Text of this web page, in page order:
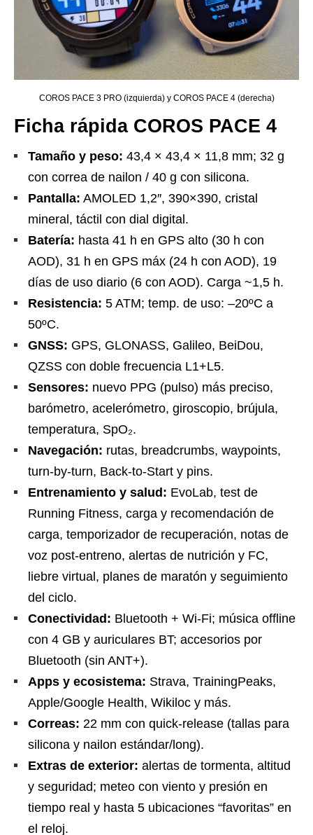
COROS PACE 3 PRO (izquierda) y COROS PACE 4 (derecha)
Ficha rápida COROS PACE 4
Tamaño y peso: 43,4 × 43,4 × 11,8 mm; 32 g
con correa de nailon / 40 g con silicona.
Pantalla: AMOLED 1,2″, 390×390, cristal
mineral, táctil con dial digital.
Batería: hasta 41 h en GPS alto (30 h con
AOD), 31 h en GPS máx (24 h con AOD), 19
días de uso diario (6 con AOD). Carga ~1,5 h.
Resistencia: 5 ATM; temp. de uso: –20ºC a
50ºC.
GNSS: GPS, GLONASS, Galileo, BeiDou,
QZSS con doble frecuencia L1+L5.
Sensores: nuevo PPG (pulso) más preciso,
barómetro, acelerómetro, giroscopio, brújula,
temperatura, SpO₂.
Navegación: rutas, breadcrumbs, waypoints,
turn-by-turn, Back-to-Start y pins.
Entrenamiento y salud: EvoLab, test de
Running Fitness, carga y recomendación de
carga, temporizador de recuperación, notas de
voz post-entreno, alertas de nutrición y FC,
liebre virtual, planes de maratón y seguimiento
del ciclo.
Conectividad: Bluetooth + Wi-Fi; música offline
con 4 GB y auriculares BT; accesorios por
Bluetooth (sin ANT+).
Apps y ecosistema: Strava, TrainingPeaks,
Apple/Google Health, Wikiloc y más.
Correas: 22 mm con quick-release (tallas para
silicona y nailon estándar/long).
Extras de exterior: alertas de tormenta, altitud
y seguridad; meteo con viento y presión en
tiempo real y hasta 5 ubicaciones “favoritas” en
el reloj.